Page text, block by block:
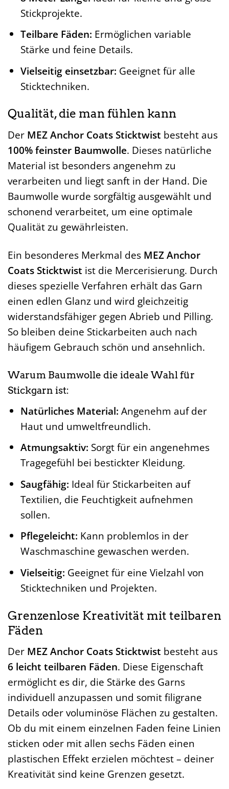
Stickprojekte.
Teilbare Fäden: Ermöglichen variable
Stärke und feine Details.
Vielseitig einsetzbar: Geeignet für alle
Sticktechniken.
Qualität, die man fühlen kann
Der MEZ Anchor Coats Sticktwist besteht aus
100% feinster Baumwolle. Dieses natürliche
Material ist besonders angenehm zu
verarbeiten und liegt sanft in der Hand. Die
Baumwolle wurde sorgfältig ausgewählt und
schonend verarbeitet, um eine optimale
Qualität zu gewährleisten.
Ein besonderes Merkmal des MEZ Anchor
Coats Sticktwist ist die Mercerisierung. Durch
dieses spezielle Verfahren erhält das Garn
einen edlen Glanz und wird gleichzeitig
widerstandsfähiger gegen Abrieb und Pilling.
So bleiben deine Stickarbeiten auch nach
häufigem Gebrauch schön und ansehnlich.
Warum Baumwolle die ideale Wahl für
Stickgarn ist:
Natürliches Material: Angenehm auf der
Haut und umweltfreundlich.
Atmungsaktiv: Sorgt für ein angenehmes
Tragegefühl bei bestickter Kleidung.
Saugfähig: Ideal für Stickarbeiten auf
Textilien, die Feuchtigkeit aufnehmen
sollen.
Pflegeleicht: Kann problemlos in der
Waschmaschine gewaschen werden.
Vielseitig: Geeignet für eine Vielzahl von
Sticktechniken und Projekten.
Grenzenlose Kreativität mit teilbaren
Fäden
Der MEZ Anchor Coats Sticktwist besteht aus
6 leicht teilbaren Fäden. Diese Eigenschaft
ermöglicht es dir, die Stärke des Garns
individuell anzupassen und somit filigrane
Details oder voluminöse Flächen zu gestalten.
Ob du mit einem einzelnen Faden feine Linien
sticken oder mit allen sechs Fäden einen
plastischen Effekt erzielen möchtest – deiner
Kreativität sind keine Grenzen gesetzt.